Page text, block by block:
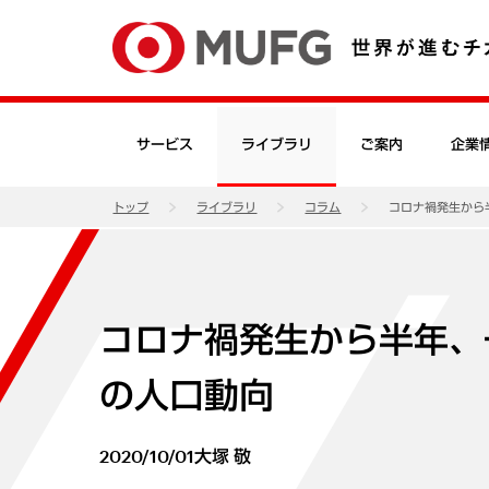
サービス ライブラリ ご案内 企業
トップ ライブラリ コラム コロナ禍発生か
コロナ禍発生から半年
の人口動向
2020/10/01大塚 敬